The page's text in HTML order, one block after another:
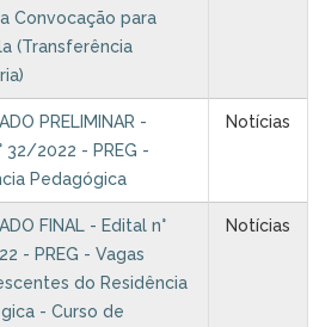
Convocação para
(Transferência
PRELIMINAR -
32/2022 - PREG -
Pedagógica
Notícias
FINAL - Edital n°
- PREG - Vagas
do Residência
- Curso de
Notícias